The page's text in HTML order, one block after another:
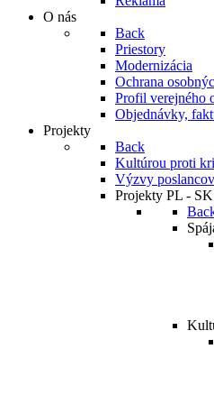
O nás
Back
Priestory
Modernizácia
Ochrana
Profil verejného
Objednávky,
Projekty
Back
Kultúrou proti
Výzvy
Projekty PL - SK